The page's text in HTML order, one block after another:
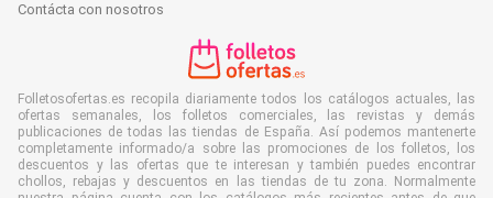
Contácta con nosotros
Folletosofertas.es recopila diariamente todos los catálogos actuales, las
ofertas semanales, los folletos comerciales, las revistas y demás
publicaciones de todas las tiendas de España. Así podemos mantenerte
completamente informado/a sobre las promociones de los folletos, los
descuentos y las ofertas que te interesan y también puedes encontrar
chollos, rebajas y descuentos en las tiendas de tu zona. Normalmente